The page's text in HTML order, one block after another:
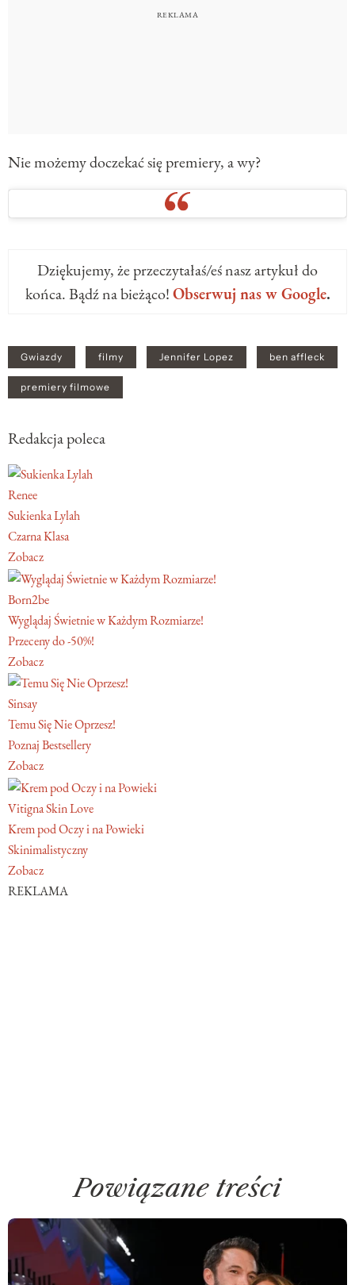
Nie możemy doczekać się premiery, a wy?
Dziękujemy, że przeczytałaś/eś nasz artykuł do
końca. Bądź na bieżąco!Obserwuj nas w Google.
Gwiazdy filmy Jennifer Lopez ben affleck
premiery filmowe
Redakcja poleca
Renee
Sukienka Lylah
Czarna Klasa
Zobacz
Born2be
Wyglądaj Świetnie w Każdym Rozmiarze!
Przeceny do -50%!
Zobacz
Sinsay
Temu Się Nie Oprzesz!
Poznaj Bestsellery
Zobacz
Vitigna Skin Love
Krem pod Oczy i na Powieki
Skinimalistyczny
Zobacz
REKLAMA
Powiązane treści